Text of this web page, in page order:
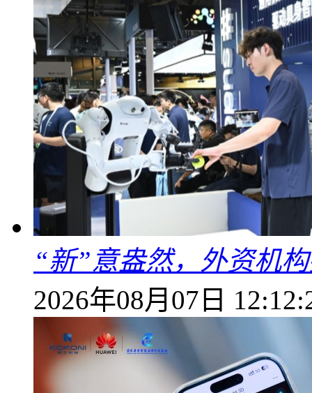
“新”意盎然，外资机
2026年08月07日